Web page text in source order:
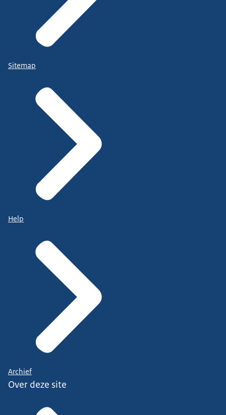
Sitemap
Help
Archief
Over deze site